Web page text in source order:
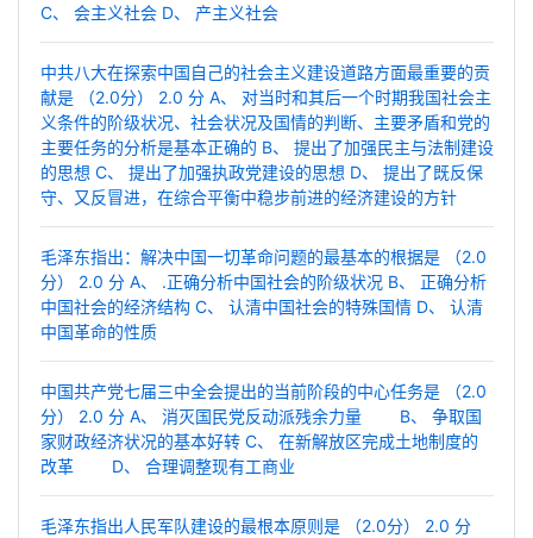
C、 会主义社会 D、 产主义社会
中共八大在探索中国自己的社会主义建设道路方面最重要的贡
献是 （2.0分） 2.0 分 A、 对当时和其后一个时期我国社会主
义条件的阶级状况、社会状况及国情的判断、主要矛盾和党的
主要任务的分析是基本正确的 B、 提出了加强民主与法制建设
的思想 C、 提出了加强执政党建设的思想 D、 提出了既反保
守、又反冒进，在综合平衡中稳步前进的经济建设的方针
毛泽东指出：解决中国一切革命问题的最基本的根据是 （2.0
分） 2.0 分 A、 .正确分析中国社会的阶级状况 B、 正确分析
中国社会的经济结构 C、 认清中国社会的特殊国情 D、 认清
中国革命的性质
中国共产党七届三中全会提出的当前阶段的中心任务是 （2.0
分） 2.0 分 A、 消灭国民党反动派残余力量 B、 争取国
家财政经济状况的基本好转 C、 在新解放区完成土地制度的
改革 D、 合理调整现有工商业
毛泽东指出人民军队建设的最根本原则是 （2.0分） 2.0 分